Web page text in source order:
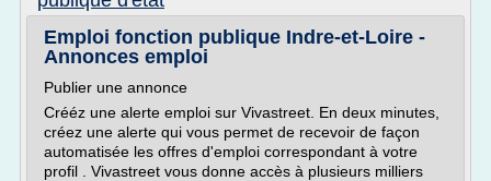
Emploi fonction publique Indre-et-Loire -
Annonces emploi
Publier une annonce
Crééz une alerte emploi sur Vivastreet. En deux minutes,
créez une alerte qui vous permet de recevoir de façon
automatisée les offres d'emploi correspondant à votre
profil . Vivastreet vous donne accès à plusieurs milliers